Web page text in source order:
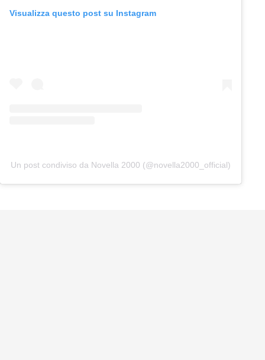
Visualizza questo post su Instagram
Un post condiviso da Novella 2000 (@novella2000_official)